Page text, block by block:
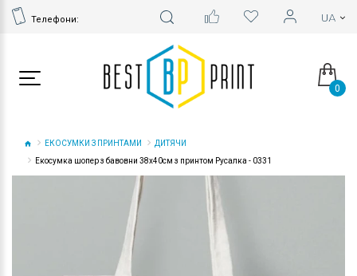
Телефони:
0
ЕКОСУМКИ З ПРИНТАМИ
ДИТЯЧИ
Екосумка шопер з бавовни 38х40см з принтом Русалка - 0331